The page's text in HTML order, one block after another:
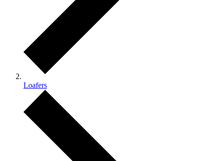
Loafers